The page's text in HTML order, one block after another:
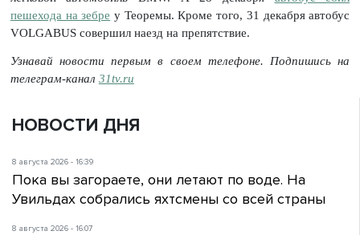
пешехода на зебре у Теоремы. Кроме того, 31 декабря автобус
VOLGABUS совершил наезд на препятствие.
Узнавай новости первым в своем телефоне. Подпишись на
телеграм-канал 31tv.ru
НОВОСТИ ДНЯ
8 августа 2026 - 16:39
Пока вы загораете, они летают по воде. На
Увильдах собрались яхтсмены со всей страны
8 августа 2026 - 16:07